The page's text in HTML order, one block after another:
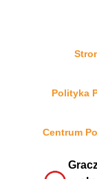
Polityka
Centrum